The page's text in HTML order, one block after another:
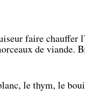
faire chauffer
de viande.
le thym, le